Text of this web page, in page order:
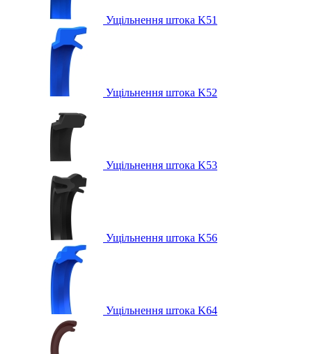
Ущільнення штока K51
Ущільнення штока K52
Ущільнення штока K53
Ущільнення штока K56
Ущільнення штока K64